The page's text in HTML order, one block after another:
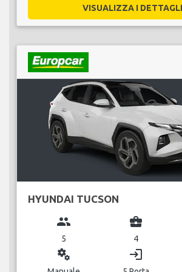
VISUALIZZA I
HYUNDAI TUCSON
group
5
business_center
4
miscellaneous_services login